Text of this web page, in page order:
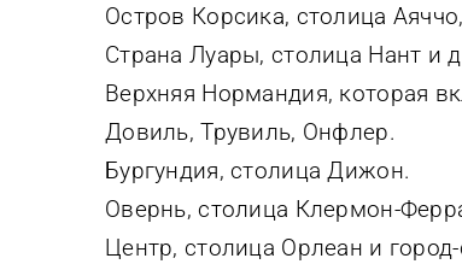
Остров Корсика, столица
Страна Луары, столица Нант и
Верхняя Нормандия, которая
Довиль, Трувиль, Онфлер.
Бургундия, столица Дижон.
Овернь, столица Клермон-
Центр, столица Орлеан и